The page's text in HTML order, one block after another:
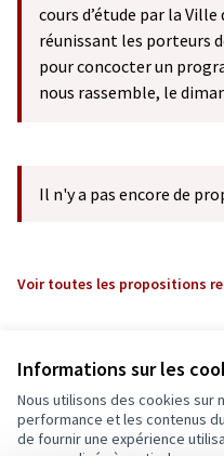
Informations sur les
Nous utilisons des cookies sur
performance et les contenus
de fournir une expérience
cours d’étude par la
réunissant les porteurs
pour concocter un
nous rassemble, le
Il n'y a pas encore de
Voir toutes les propositions